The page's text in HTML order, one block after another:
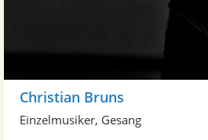
Christian Bruns
Einzelmusiker, Gesang